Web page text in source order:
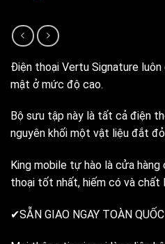
Điện thoại Vertu Signature
mật ở mức độ cao.
Bộ sưu tập này là tất cả điện
nguyên khối một vật liệu đắt
King mobile tự hào là cửa hàng
thoại tốt nhất, hiếm có và
✔SẴN GIAO NGAY TOÀN QUỐC